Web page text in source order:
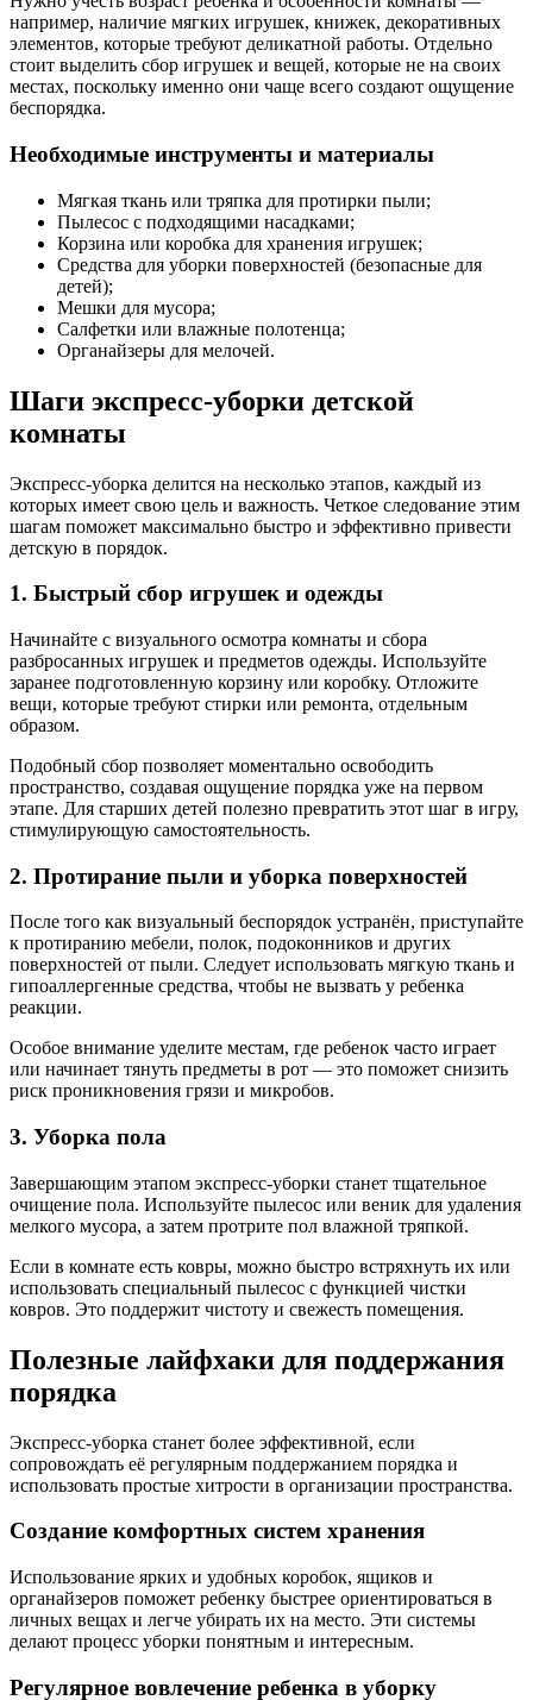
например, наличие мягких игрушек, книжек, декоративных
элементов, которые требуют деликатной работы. Отдельно
стоит выделить сбор игрушек и вещей, которые не на своих
местах, поскольку именно они чаще всего создают ощущение
беспорядка.
Необходимые инструменты и материалы
Мягкая ткань или тряпка для протирки пыли;
Пылесос с подходящими насадками;
Корзина или коробка для хранения игрушек;
Средства для уборки поверхностей (безопасные для
детей);
Мешки для мусора;
Салфетки или влажные полотенца;
Органайзеры для мелочей.
Шаги экспресс-уборки детской
комнаты
Экспресс-уборка делится на несколько этапов, каждый из
которых имеет свою цель и важность. Четкое следование этим
шагам поможет максимально быстро и эффективно привести
детскую в порядок.
1. Быстрый сбор игрушек и одежды
Начинайте с визуального осмотра комнаты и сбора
разбросанных игрушек и предметов одежды. Используйте
заранее подготовленную корзину или коробку. Отложите
вещи, которые требуют стирки или ремонта, отдельным
образом.
Подобный сбор позволяет моментально освободить
пространство, создавая ощущение порядка уже на первом
этапе. Для старших детей полезно превратить этот шаг в игру,
стимулирующую самостоятельность.
2. Протирание пыли и уборка поверхностей
После того как визуальный беспорядок устранён, приступайте
к протиранию мебели, полок, подоконников и других
поверхностей от пыли. Следует использовать мягкую ткань и
гипоаллергенные средства, чтобы не вызвать у ребенка
реакции.
Особое внимание уделите местам, где ребенок часто играет
или начинает тянуть предметы в рот — это поможет снизить
риск проникновения грязи и микробов.
3. Уборка пола
Завершающим этапом экспресс-уборки станет тщательное
очищение пола. Используйте пылесос или веник для удаления
мелкого мусора, а затем протрите пол влажной тряпкой.
Если в комнате есть ковры, можно быстро встряхнуть их или
использовать специальный пылесос с функцией чистки
ковров. Это поддержит чистоту и свежесть помещения.
Полезные лайфхаки для поддержания
порядка
Экспресс-уборка станет более эффективной, если
сопровождать её регулярным поддержанием порядка и
использовать простые хитрости в организации пространства.
Создание комфортных систем хранения
Использование ярких и удобных коробок, ящиков и
органайзеров поможет ребенку быстрее ориентироваться в
личных вещах и легче убирать их на место. Эти системы
делают процесс уборки понятным и интересным.
Регулярное вовлечение ребенка в уборку